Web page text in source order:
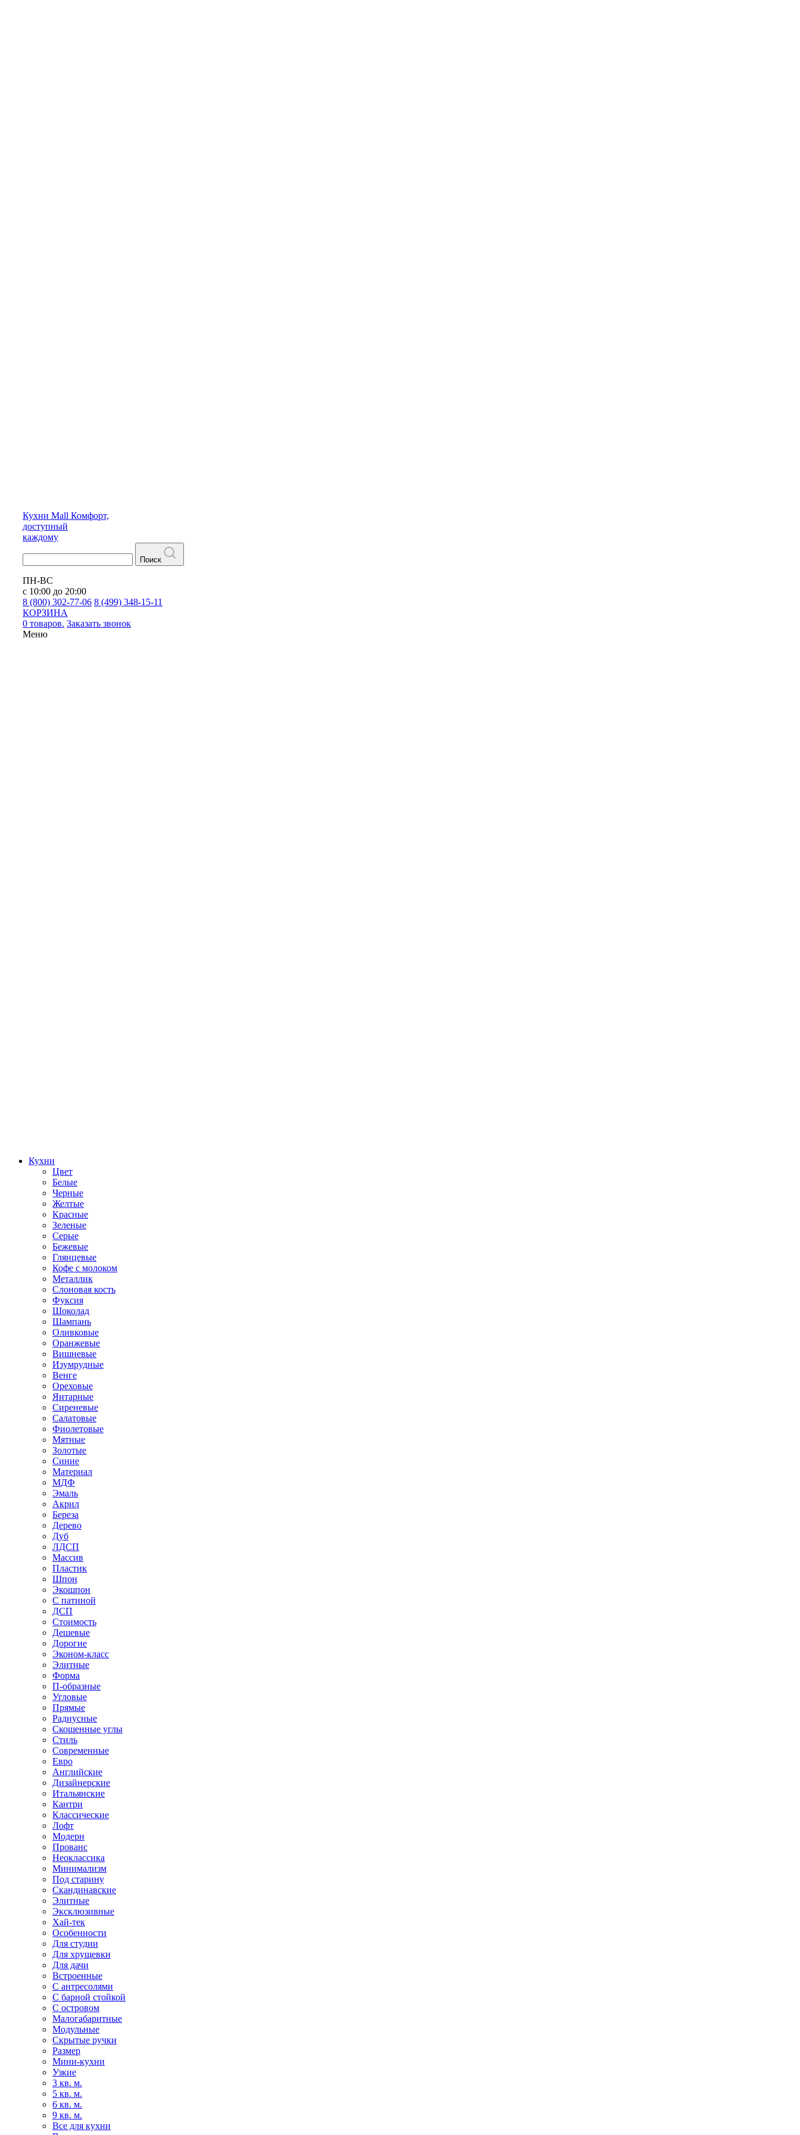
Кухни Mall Комфорт,
доступный
каждому
Поиск
ПН-ВС
с 10:00 до 20:00
8 (800) 302-77-06 8 (499) 348-15-11
КОРЗИНА
0 товаров. Заказать звонок
Меню
Кухни
Цвет
Белые
Черные
Желтые
Красные
Зеленые
Серые
Бежевые
Глянцевые
Кофе с молоком
Металлик
Слоновая кость
Фуксия
Шоколад
Шампань
Оливковые
Оранжевые
Вишневые
Изумрудные
Венге
Ореховые
Янтарные
Сиреневые
Салатовые
Фиолетовые
Мятные
Золотые
Синие
Материал
МДФ
Эмаль
Акрил
Береза
Дерево
Дуб
ЛДСП
Массив
Пластик
Шпон
Экошпон
С патиной
ДСП
Стоимость
Дешевые
Дорогие
Эконом-класс
Элитные
Форма
П-образные
Угловые
Прямые
Радиусные
Скошенные углы
Стиль
Современные
Евро
Английские
Дизайнерские
Итальянские
Кантри
Классические
Лофт
Модерн
Прованс
Неоклассика
Минимализм
Под старину
Скандинавские
Элитные
Эксклюзивные
Хай-тек
Особенности
Для студии
Для хрущевки
Для дачи
Встроенные
С антресолями
С барной стойкой
С островом
Малогабаритные
Модульные
Скрытые ручки
Размер
Мини-кухни
Узкие
3 кв. м.
5 кв. м.
6 кв. м.
9 кв. м.
Все для кухни